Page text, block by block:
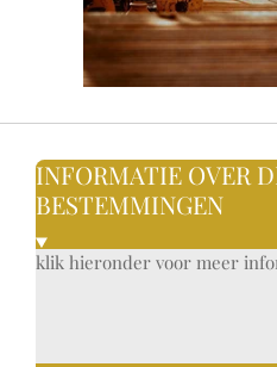
INFORMATIE OVER
BESTEMMINGEN
klik hieronder voor meer